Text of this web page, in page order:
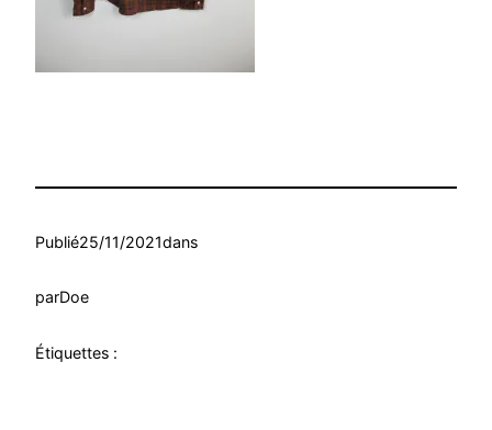
Publié25/11/2021dans
parDoe
Étiquettes :